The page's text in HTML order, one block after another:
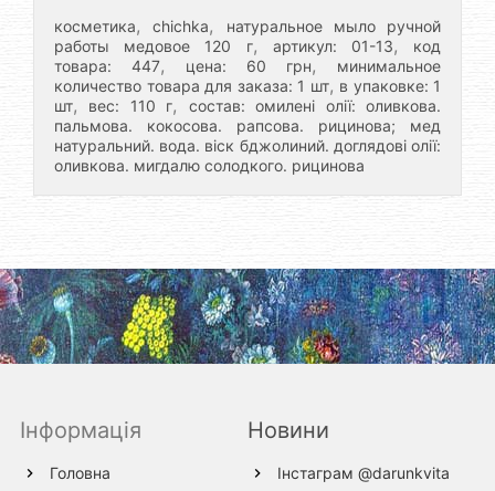
косметика,chichka,
натуральное мыло ручной
работы медовое 120 г, артикул: 01-13,
код
товара: 447, цена: 60 грн,
минимальное
количество товара для заказа: 1 шт, в упаковке: 1
шт, вес: 110 г,
состав: омилені олії: оливкова.
пальмова. кокосова. рапсова. рицинова; мед
натуральний. вода. віск бджолиний. доглядові олії:
оливкова. мигдалю солодкого. рицинова
Інформація
Головна
Новини
Інстаграм @darunkvita